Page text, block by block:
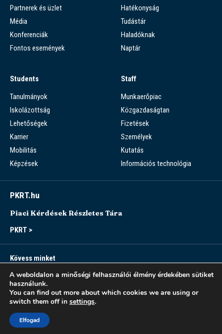
Partnerek és üzlet
Média
Konferenciák
Fontos események
Hatékonyság
Tudástár
Haladóknak
Naptár
Students
Tanulmányok
Iskolázottság
Lehetőségek
Karrier
Mobilitás
Képzések
Staff
Munkaerőpiac
Közgazdaságtan
Fizetések
Személyek
Kutatás
Információs technológia
PKRT.hu
Piaci Kérdések Részletes Tára
PKRT >
Kövess minket
SitemapAccessibility
A weboldalon a minőségi felhasználói élmény érdekében sütiket
használunk.
You can find out more about which cookies we are using or
switch them off in settings.
Elfogad